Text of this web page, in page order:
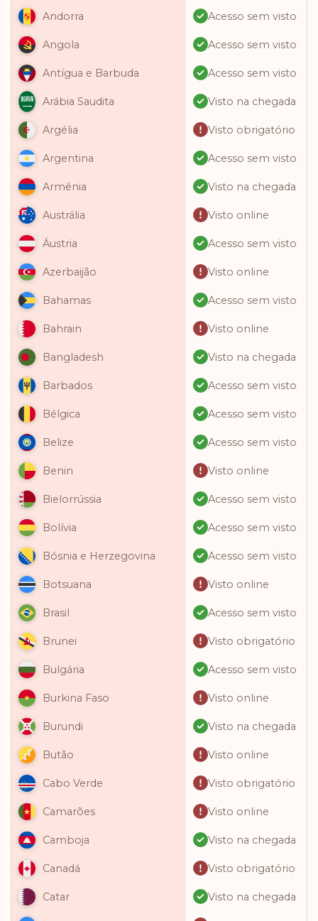
Andorra Acesso sem visto
Angola Acesso sem visto
Antígua e Barbuda Acesso sem visto
Arábia Saudita Visto na chegada
Argélia Visto obrigatório
Argentina Acesso sem visto
Armênia Visto na chegada
Austrália Visto online
Áustria Acesso sem visto
Azerbaijão Visto online
Bahamas Acesso sem visto
Bahrain Visto online
Bangladesh Visto na chegada
Barbados Acesso sem visto
Bélgica Acesso sem visto
Belize Acesso sem visto
Benin Visto online
Bielorrússia Acesso sem visto
Bolívia Acesso sem visto
Bósnia e Herzegovina Acesso sem visto
Botsuana Visto online
Brasil Acesso sem visto
Brunei Visto obrigatório
Bulgária Acesso sem visto
Burkina Faso Visto online
Burundi Visto na chegada
Butão Visto online
Cabo Verde Visto obrigatório
Camarões Visto online
Camboja Visto na chegada
Canadá Visto obrigatório
Catar Visto na chegada